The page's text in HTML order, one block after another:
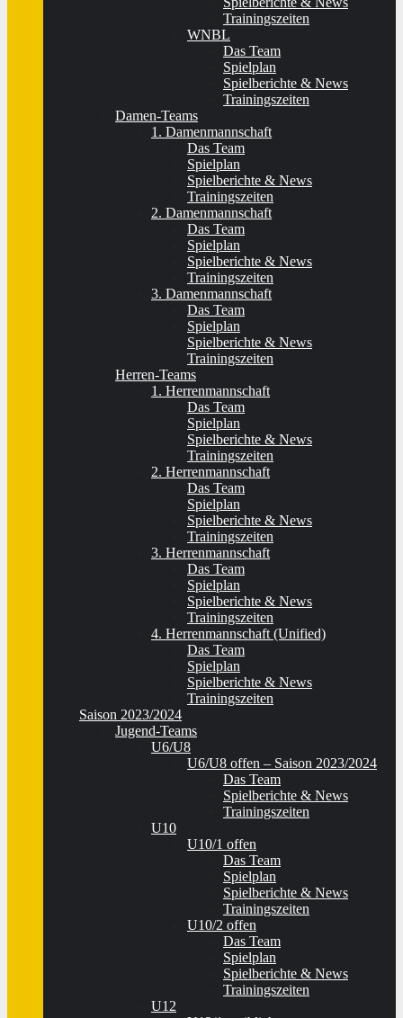
Trainingszeiten
WNBL
Das Team
Spielplan
Spielberichte & News
Trainingszeiten
Damen-Teams
1. Damenmannschaft
Das Team
Spielplan
Spielberichte & News
Trainingszeiten
2. Damenmannschaft
Das Team
Spielplan
Spielberichte & News
Trainingszeiten
3. Damenmannschaft
Das Team
Spielplan
Spielberichte & News
Trainingszeiten
Herren-Teams
1. Herrenmannschaft
Das Team
Spielplan
Spielberichte & News
Trainingszeiten
2. Herrenmannschaft
Das Team
Spielplan
Spielberichte & News
Trainingszeiten
3. Herrenmannschaft
Das Team
Spielplan
Spielberichte & News
Trainingszeiten
4. Herrenmannschaft (Unified)
Das Team
Spielplan
Spielberichte & News
Trainingszeiten
Saison 2023/2024
Jugend-Teams
U6/U8
U6/U8 offen – Saison 2023/2024
Das Team
Spielberichte & News
Trainingszeiten
U10
U10/1 offen
Das Team
Spielplan
Spielberichte & News
Trainingszeiten
U10/2 offen
Das Team
Spielplan
Spielberichte & News
Trainingszeiten
U12